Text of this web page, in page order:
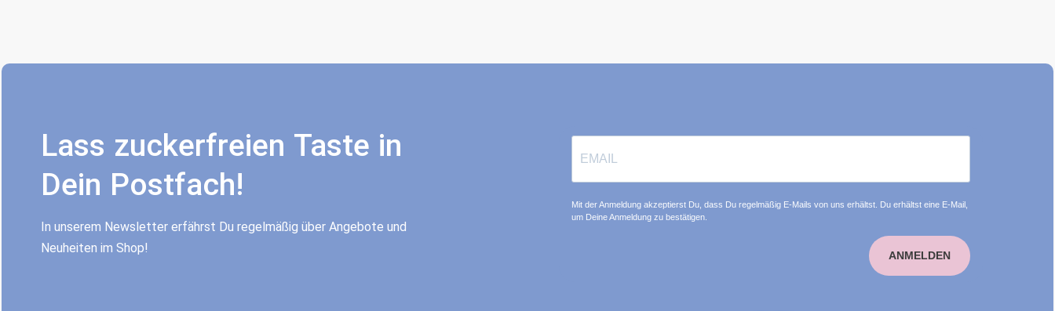
Lass zuckerfreien Taste in
Dein Postfach!
In unserem Newsletter erfährst Du regelmäßig über Angebote und
Neuheiten im Shop!
Mit der Anmeldung akzeptierst Du, dass Du regelmäßig E-Mails von uns erhältst. Du erhältst eine E-Mail,
um Deine Anmeldung zu bestätigen.
ANMELDEN